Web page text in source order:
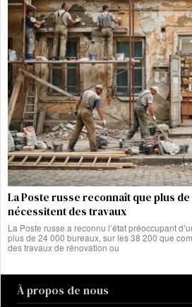
La Poste russe reconnaît que plus
nécessitent des travaux
La Poste russe a reconnu l’état préoccupant
plus de 24 000 bureaux, sur les 38 200 que
des travaux de rénovation ou
À propos de nous